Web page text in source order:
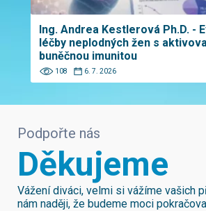
Ing. Andrea Kestlerová Ph.D. -
léčby neplodných žen s
buněčnou imunitou
108 6. 7. 2026
Podpořte nás
Děkujeme
Vážení diváci, velmi si vážíme vašich
nám naději, že budeme moci